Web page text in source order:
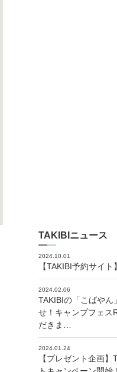
TAKIBIニュース
2024.10.01
【TAKIBI予約サイ
2024.02.06
TAKIBIの「こばや
せ！キャンプフェス
だきま…
2024.01.24
【プレゼント企画